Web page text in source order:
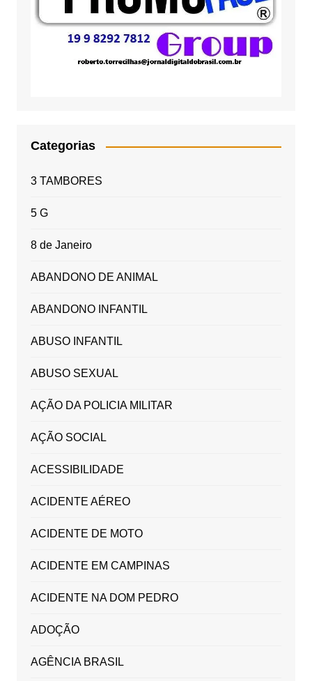
Categorias
3 TAMBORES
5 G
8 de Janeiro
ABANDONO DE ANIMAL
ABANDONO INFANTIL
ABUSO INFANTIL
ABUSO SEXUAL
AÇÃO DA POLICIA MILITAR
AÇÃO SOCIAL
ACESSIBILIDADE
ACIDENTE AÉREO
ACIDENTE DE MOTO
ACIDENTE EM CAMPINAS
ACIDENTE NA DOM PEDRO
ADOÇÃO
AGÊNCIA BRASIL